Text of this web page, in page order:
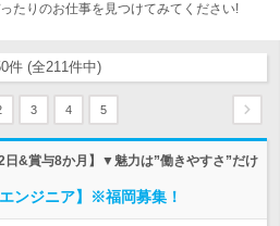
たりのお仕事を見つけてみてください!
件 (全211件中)
3 4 5
日&賞与8か月】▼魅力は”働きやすさ”だけ
ンジニア】※福岡募集！